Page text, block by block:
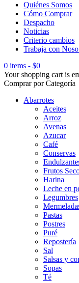
Quiénes Somos
Cómo Comprar
Despacho
Noticias
Criterio cambios
Trabaja con
0 items - $0
Your shopping cart is
Comprar por Categoría
Abarrotes
Aceites
Arroz
Avenas
Azucar
Café
Conservas
Frutos
Harina
Leche en
Legumbres
Pastas
Postres
Puré
Repostería
Sal
Salsas y
Sopas
Té